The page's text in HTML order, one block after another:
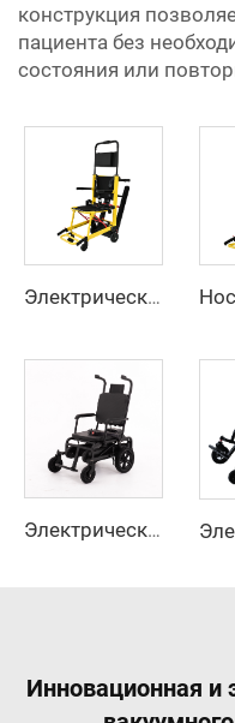
конструкция
пациента без
состояния или
Электрические носилки для подъема по лестнице YHR-LD01
Электрическое кресло-лестничный стул YHR-LD05
Инновационная и